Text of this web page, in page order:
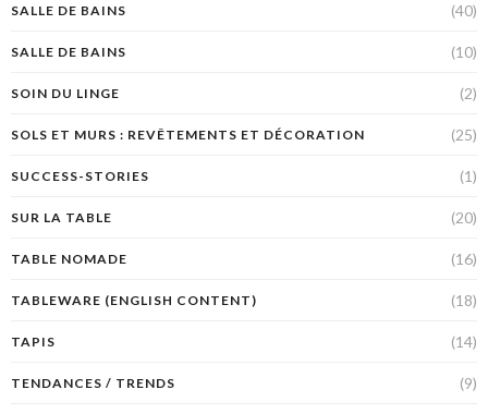
SALLE DE BAINS (40)
SALLE DE BAINS (10)
SOIN DU LINGE (2)
SOLS ET MURS : REVÊTEMENTS ET DÉCORATION (25)
SUCCESS-STORIES (1)
SUR LA TABLE (20)
TABLE NOMADE (16)
TABLEWARE (ENGLISH CONTENT) (18)
TAPIS (14)
TENDANCES / TRENDS (9)